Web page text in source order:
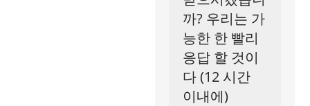
까? 우리는 가
능한 한 빨리
응답 할 것이
다 (12 시간
이내에)